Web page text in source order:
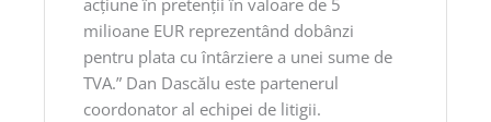
acţiune în pretenţii în valoare de 5
milioane EUR reprezentând dobânzi
pentru plata cu întârziere a unei sume de
TVA.” Dan Dascălu este partenerul
coordonator al echipei de litigii.